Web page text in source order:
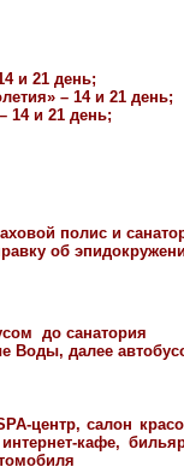
и 21 день;
– 14 и 21 день;
14 и 21 день;
полис и
об
до санатория
Воды, далее
центр, салон
кафе,